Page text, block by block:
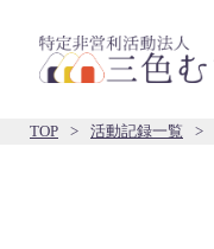
TOP > 活動記録一覧 >